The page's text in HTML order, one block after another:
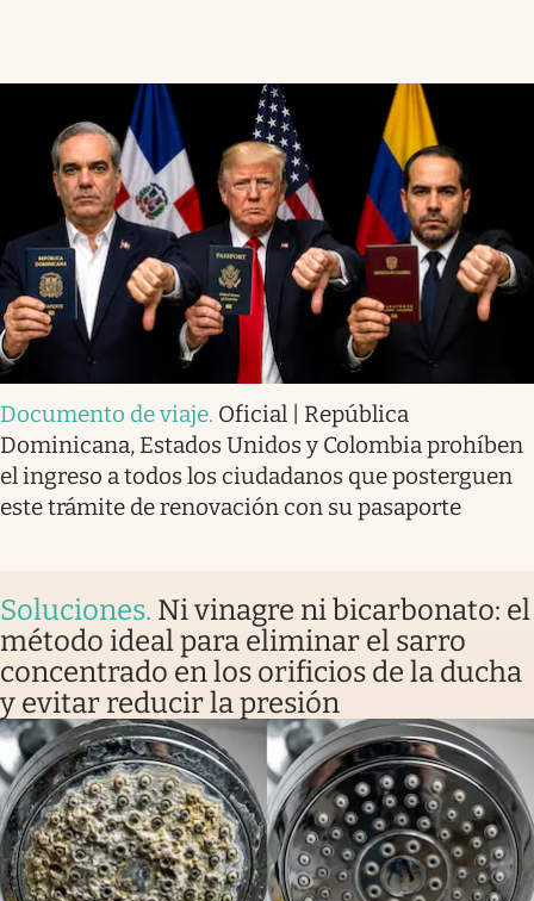
Documento de viaje. Oficial | República
Dominicana, Estados Unidos y Colombia prohíben
el ingreso a todos los ciudadanos que posterguen
este trámite de renovación con su pasaporte
Soluciones. Ni vinagre ni bicarbonato: el
método ideal para eliminar el sarro
concentrado en los orificios de la ducha
y evitar reducir la presión